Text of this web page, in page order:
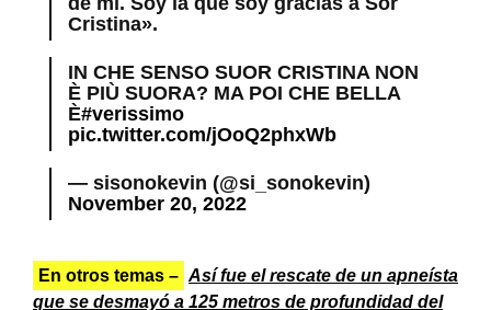
Cristina».
IN CHE SENSO SUOR CRISTINA NON
È PIÙ SUORA? MA POI CHE BELLA
È#verissimo
pic.twitter.com/jOoQ2phxWb
— sisonokevin (@si_sonokevin)
November 20, 2022
En otros temas – Así fue el rescate de un apneísta
que se desmayó a 125 metros de profundidad del